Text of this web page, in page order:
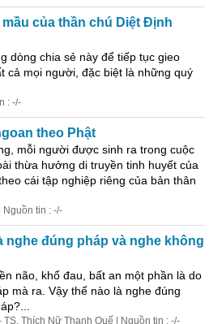
của thần chú Diệt Định
dòng chia sẻ này để tiếp tục gieo
cả mọi người, đặc biệt là những quý
: -/-
theo Phật
mỗi người được sinh ra trong cuộc
thừa hưởng di truyền tinh huyết của
cái tập nghiệp riêng của bản thân
Nguồn tin : -/-
nghe đúng pháp và nghe không
não, khổ đau, bất an một phần là do
mà ra. Vậy thế nào là nghe đúng
Thích Nữ Thanh Quế | Nguồn tin : -/-